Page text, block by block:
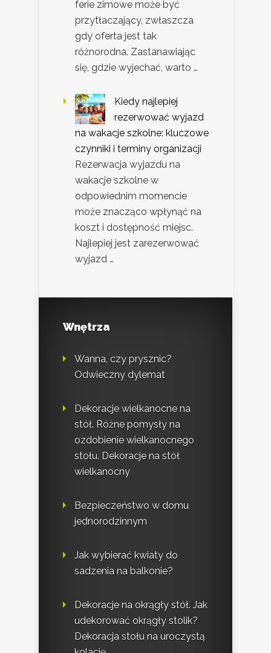
ferie zimowe może być
przytłaczający, zwłaszcza
gdy oferta jest tak
różnorodna. Zastanawiając
się, gdzie wyjechać, warto …
Kiedy najlepiej
rezerwować wyjazd
na wakacje szkolne: kluczowe
czynniki i terminy organizacji
Rezerwacja wyjazdu na
wakacje szkolne w
odpowiednim momencie
może znacząco wpłynąć na
koszt i dostępność miejsc.
Najlepiej jest zarezerwować
wyjazd …
Wnętrza
Wanna, czy prysznic?
Odwieczny dylemat
Dekoracje wielkanocne na
stół. Różne pomysły na
ozdobienie wielkanocnego
stołu. Dekoracje na stół
wielkanocny
Bezpieczeństwo w domu
jednorodzinnym
Jak wybierać kwiaty do
sadzenia na balkonie?
Dekoracje na okrągły stół. Jak
udekorować okrągły stolik?
Dekoracja stołu na uroczystą